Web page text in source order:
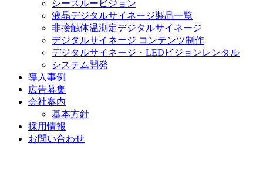
シースルービジョン
液晶デジタルサイネージ製品一覧
非接触体温測定デジタルサイネージ
デジタルサイネージ コンテンツ制作
デジタルサイネージ・LEDビジョンレンタル
システム開発
導入事例
広告募集
会社案内
基本方針
採用情報
お問い合わせ